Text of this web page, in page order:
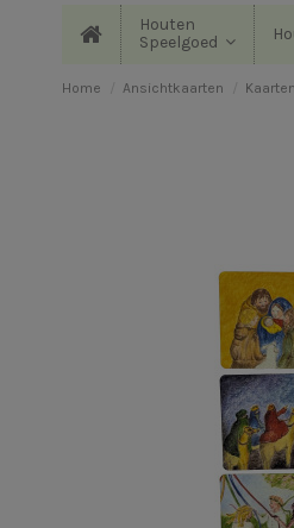
Houten
Speelgoed
Home Ansichtkaarten